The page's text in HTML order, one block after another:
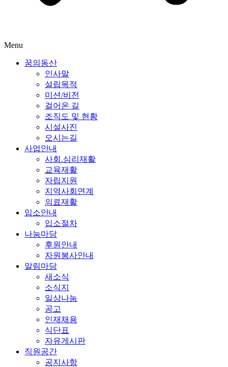
Menu
꿈의동산
인사말
설립목적
미션/비전
걸어온 길
조직도 및 현황
시설사진
오시는길
사업안내
사회.심리재활
교육재활
자립지원
지역사회연계
의료재활
입소안내
입소절차
나눔마당
후원안내
자원봉사안내
알림마당
새소식
소식지
일상나눔
공고
인재채용
식단표
자유게시판
직원공간
공지사항